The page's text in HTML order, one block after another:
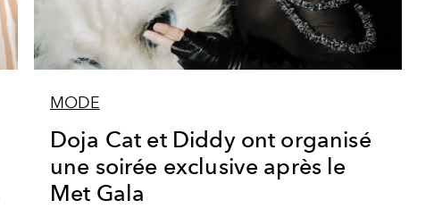
MODE
Doja Cat et Diddy ont organisé
une soirée exclusive après le
Met Gala